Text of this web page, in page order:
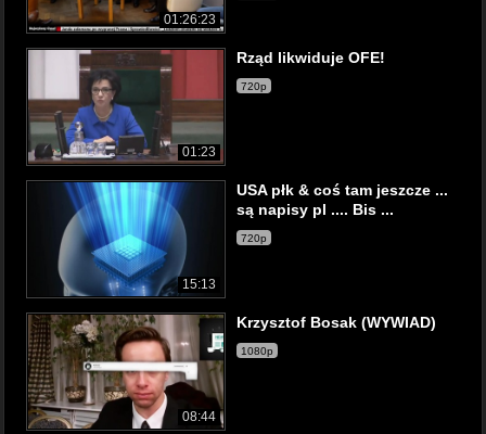
01:26:23
01:23
Rząd likwiduje OFE!
720p
15:13
USA płk & coś tam jeszcze ...
są napisy pl .... Bis ...
720p
08:44
Krzysztof Bosak (WYWIAD)
1080p